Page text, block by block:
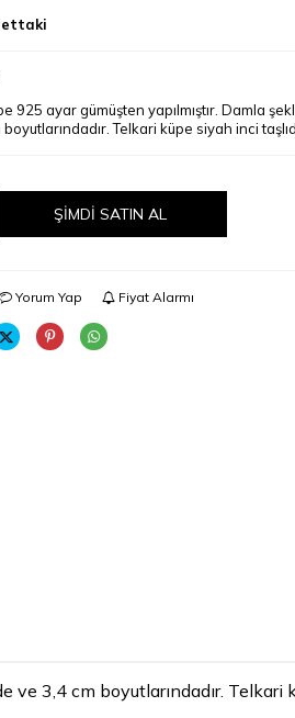
925 ayar gümüşten yapılmıştır. Damla
Telkari küpe siyah inci
ŞIMDI SATIN AL
Yorum Yap Fiyat Alarmı
3,4 cm boyutlarındadır. Telkari